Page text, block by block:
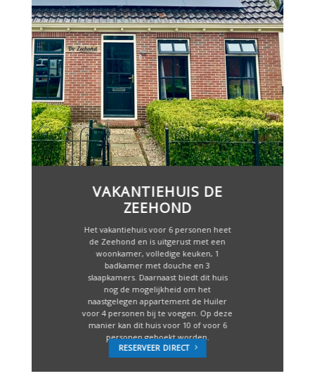
VAKANTIEHUIS DE
ZEEHOND
Het vakantiehuis voor 6 personen heet
de Zeehond en is uitgerust met een
woonkamer, volledige keuken, 1
badkamer met douche en 3
slaapkamers. Daarnaast biedt dit huis
nog de mogelijkheid om het
naastgelegen appartement de Huiler
voor 4 personen bij te voegen. Op deze
manier kan dit huis voor 10 of voor 6
personen geboekt worden.
RESERVEER DIRECT